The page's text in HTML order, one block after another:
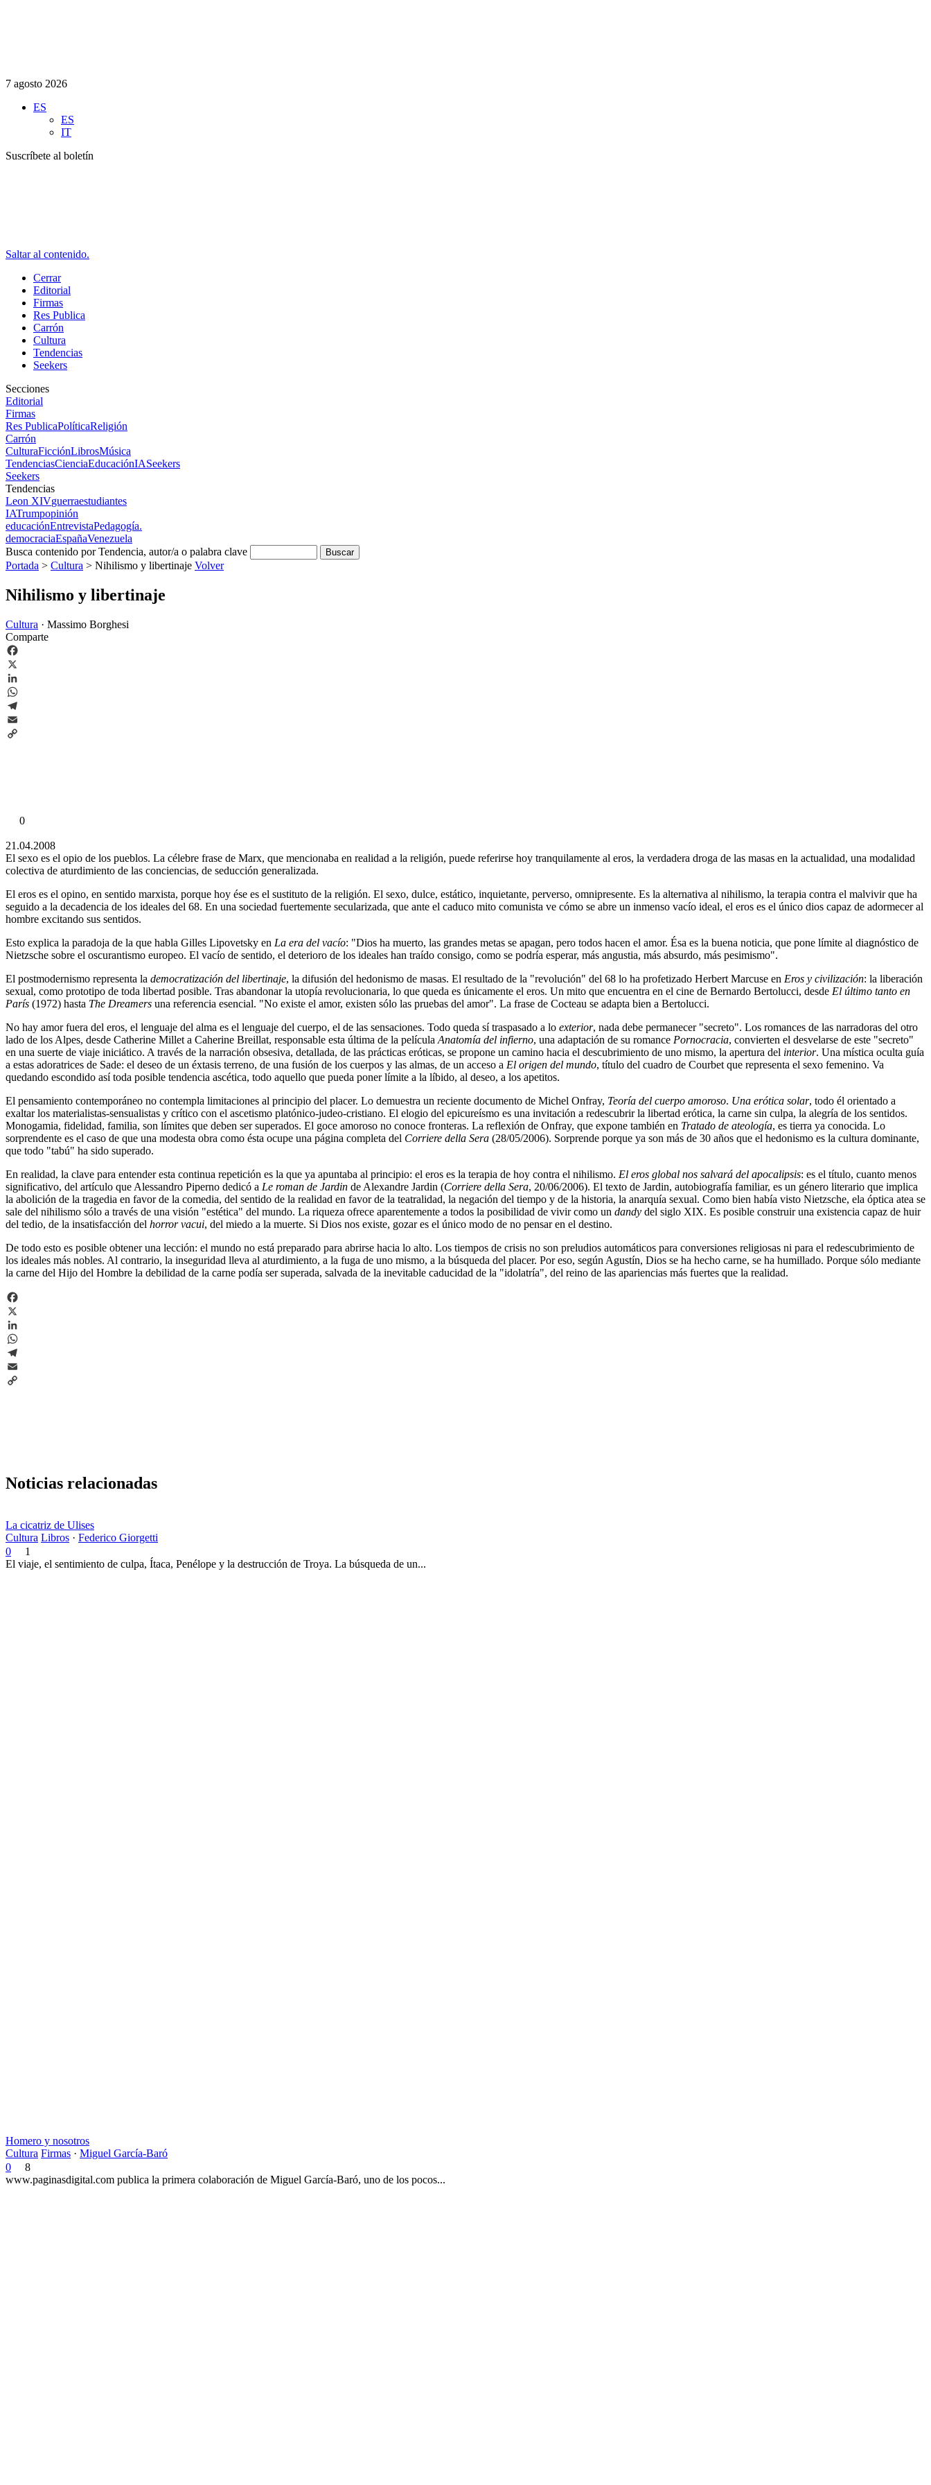
7 agosto 2026
ES
ES
IT
Suscríbete al boletín
Saltar al contenido.
Cerrar
Editorial
Firmas
Res Publica
Carrón
Cultura
Tendencias
Seekers
Secciones
Editorial
Firmas
Res PublicaPolíticaReligión
Carrón
CulturaFicciónLibrosMúsica
TendenciasCienciaEducaciónIASeekers
Seekers
Tendencias
Leon XIVguerraestudiantes
IATrumpopinión
educaciónEntrevistaPedagogía.
democraciaEspañaVenezuela
Busca contenido por Tendencia, autor/a o palabra clave
Portada > Cultura > Nihilismo y libertinaje Volver
Nihilismo y libertinaje
Cultura · Massimo Borghesi
Comparte
Facebook
X
LinkedIn
WhatsApp
Telegram
Email
0
21.04.2008
El sexo es el opio de los pueblos. La célebre frase de Marx, que mencionaba en realidad a la religión, puede referirse hoy tranquilamente al eros, la verdadera droga de las masas en la actualidad, una modalidad
colectiva de aturdimiento de las conciencias, de seducción generalizada.
El eros es el opino, en sentido marxista, porque hoy ése es el sustituto de la religión. El sexo, dulce, estático, inquietante, perverso, omnipresente. Es la alternativa al nihilismo, la terapia contra el malvivir que ha
seguido a la decadencia de los ideales del 68. En una sociedad fuertemente secularizada, que ante el caduco mito comunista ve cómo se abre un inmenso vacío ideal, el eros es el único dios capaz de adormecer al
hombre excitando sus sentidos.
Esto explica la paradoja de la que habla Gilles Lipovetsky en La era del vacío: "Dios ha muerto, las grandes metas se apagan, pero todos hacen el amor. Ésa es la buena noticia, que pone límite al diagnóstico de
Nietzsche sobre el oscurantismo europeo. El vacío de sentido, el deterioro de los ideales han traído consigo, como se podría esperar, más angustia, más absurdo, más pesimismo".
El postmodernismo representa la democratización del libertinaje, la difusión del hedonismo de masas. El resultado de la "revolución" del 68 lo ha profetizado Herbert Marcuse en Eros y civilización: la liberación
sexual, como prototipo de toda libertad posible. Tras abandonar la utopía revolucionaria, lo que queda es únicamente el eros. Un mito que encuentra en el cine de Bernardo Bertolucci, desde El último tanto en
París (1972) hasta The Dreamers una referencia esencial. "No existe el amor, existen sólo las pruebas del amor". La frase de Cocteau se adapta bien a Bertolucci.
No hay amor fuera del eros, el lenguaje del alma es el lenguaje del cuerpo, el de las sensaciones. Todo queda sí traspasado a lo exterior, nada debe permanecer "secreto". Los romances de las narradoras del otro
lado de los Alpes, desde Catherine Millet a Caherine Breillat, responsable esta última de la película Anatomía del infierno, una adaptación de su romance Pornocracia, convierten el desvelarse de este "secreto"
en una suerte de viaje iniciático. A través de la narración obsesiva, detallada, de las prácticas eróticas, se propone un camino hacia el descubrimiento de uno mismo, la apertura del interior. Una mística oculta guía
a estas adoratrices de Sade: el deseo de un éxtasis terreno, de una fusión de los cuerpos y las almas, de un acceso a El origen del mundo, título del cuadro de Courbet que representa el sexo femenino. Va
quedando escondido así toda posible tendencia ascética, todo aquello que pueda poner límite a la líbido, al deseo, a los apetitos.
El pensamiento contemporáneo no contempla limitaciones al principio del placer. Lo demuestra un reciente documento de Michel Onfray, Teoría del cuerpo amoroso. Una erótica solar, todo él orientado a
exaltar los materialistas-sensualistas y crítico con el ascetismo platónico-judeo-cristiano. El elogio del epicureísmo es una invitación a redescubrir la libertad erótica, la carne sin culpa, la alegría de los sentidos.
Monogamia, fidelidad, familia, son límites que deben ser superados. El goce amoroso no conoce fronteras. La reflexión de Onfray, que expone también en Tratado de ateología, es tierra ya conocida. Lo
sorprendente es el caso de que una modesta obra como ésta ocupe una página completa del Corriere della Sera (28/05/2006). Sorprende porque ya son más de 30 años que el hedonismo es la cultura dominante,
que todo "tabú" ha sido superado.
En realidad, la clave para entender esta continua repetición es la que ya apuntaba al principio: el eros es la terapia de hoy contra el nihilismo. El eros global nos salvará del apocalipsis: es el título, cuanto menos
significativo, del artículo que Alessandro Piperno dedicó a Le roman de Jardin de Alexandre Jardin (Corriere della Sera, 20/06/2006). El texto de Jardin, autobiografía familiar, es un género literario que implica
la abolición de la tragedia en favor de la comedia, del sentido de la realidad en favor de la teatralidad, la negación del tiempo y de la historia, la anarquía sexual. Como bien había visto Nietzsche, ela óptica atea se
sale del nihilismo sólo a través de una visión "estética" del mundo. La riqueza ofrece aparentemente a todos la posibilidad de vivir como un dandy del siglo XIX. Es posible construir una existencia capaz de huir
del tedio, de la insatisfacción del horror vacui, del miedo a la muerte. Si Dios nos existe, gozar es el único modo de no pensar en el destino.
De todo esto es posible obtener una lección: el mundo no está preparado para abrirse hacia lo alto. Los tiempos de crisis no son preludios automáticos para conversiones religiosas ni para el redescubrimiento de
los ideales más nobles. Al contrario, la inseguridad lleva al aturdimiento, a la fuga de uno mismo, a la búsqueda del placer. Por eso, según Agustín, Dios se ha hecho carne, se ha humillado. Porque sólo mediante
la carne del Hijo del Hombre la debilidad de la carne podía ser superada, salvada de la inevitable caducidad de la "idolatría", del reino de las apariencias más fuertes que la realidad.
Facebook
X
LinkedIn
WhatsApp
Telegram
Email
Noticias relacionadas
La cicatriz de Ulises
Cultura Libros · Federico Giorgetti
0
1
El viaje, el sentimiento de culpa, Ítaca, Penélope y la destrucción de Troya. La búsqueda de un...
Homero y nosotros
Cultura Firmas · Miguel García-Baró
0
8
www.paginasdigital.com publica la primera colaboración de Miguel García-Baró, uno de los pocos...